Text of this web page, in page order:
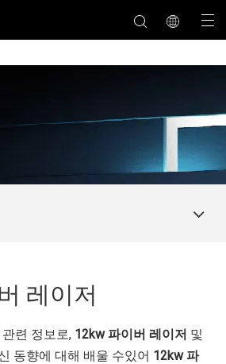
레이저
관련 정보로, 12kw 파이버 레이저 및
동향에 대해 배울 수있어 12kw 파